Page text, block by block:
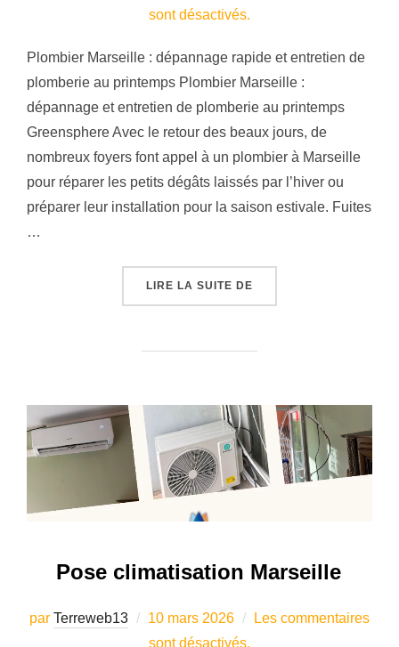
le
sont désactivés.
Plombier Marseille : dépannage rapide et entretien de
plomberie au printemps Plombier Marseille :
dépannage et entretien de plomberie au printemps
Greensphere Avec le retour des beaux jours, de
nombreux foyers font appel à un plombier à Marseille
pour réparer les petits dégâts laissés par l’hiver ou
préparer leur installation pour la saison estivale. Fuites
…
LIRE LA SUITE DE
Pose climatisation Marseille
par Terreweb13
Publié
le
10 mars 2026
Les commentaires
sont désactivés.